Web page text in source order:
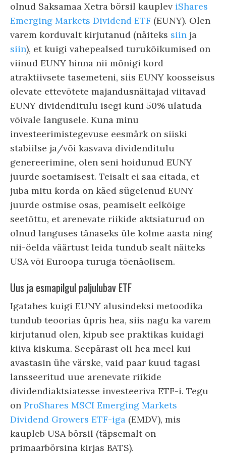
olnud Saksamaa Xetra börsil kauplev iShares
Emerging Markets Dividend ETF (EUNY). Olen
varem korduvalt kirjutanud (näiteks siin ja
siin), et kuigi vahepealsed turukõikumised on
viinud EUNY hinna nii mõnigi kord
atraktiivsete tasemeteni, siis EUNY koosseisus
olevate ettevõtete majandusnäitajad viitavad
EUNY dividenditulu isegi kuni 50% ulatuda
võivale langusele. Kuna minu
investeerimistegevuse eesmärk on siiski
stabiilse ja/või kasvava dividenditulu
genereerimine, olen seni hoidunud EUNY
juurde soetamisest. Teisalt ei saa eitada, et
juba mitu korda on käed sügelenud EUNY
juurde ostmise osas, peamiselt eelkõige
seetõttu, et arenevate riikide aktsiaturud on
olnud languses tänaseks üle kolme aasta ning
nii-öelda väärtust leida tundub sealt näiteks
USA või Euroopa turuga tõenäolisem.
Uus ja esmapilgul paljulubav ETF
Igatahes kuigi EUNY alusindeksi metoodika
tundub teoorias üpris hea, siis nagu ka varem
kirjutanud olen, kipub see praktikas kuidagi
kiiva kiskuma. Seepärast oli hea meel kui
avastasin ühe värske, vaid paar kuud tagasi
lansseeritud uue arenevate riikide
dividendiaktsiatesse investeeriva ETF-i. Tegu
on ProShares MSCI Emerging Markets
Dividend Growers ETF-iga (EMDV), mis
kaupleb USA börsil (täpsemalt on
primaarbörsina kirjas BATS).